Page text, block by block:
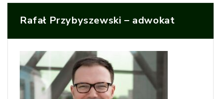
Rafał Przybyszewski – adwokat